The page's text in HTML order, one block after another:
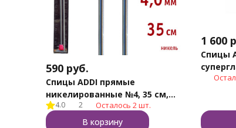
590 руб.
Спицы ADDI прямые
никелированные №4, 35 см,
2шт.
4.0 2 Осталось 2 шт.
В корзину
1 600
Спицы